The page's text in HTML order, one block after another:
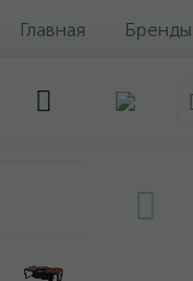
Главная Бренды